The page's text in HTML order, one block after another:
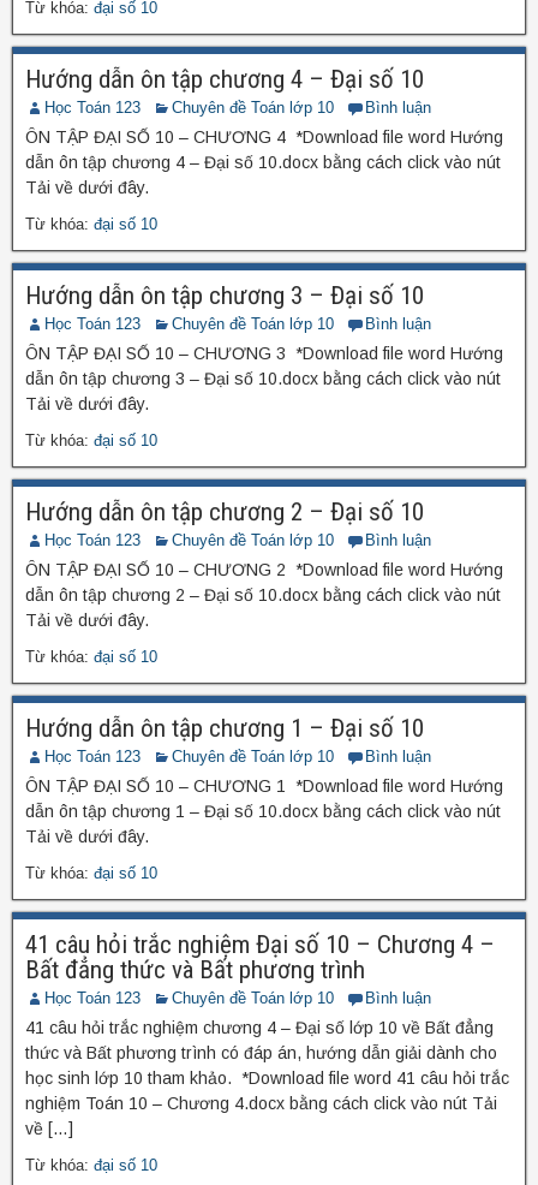
Từ khóa: đại số 10
Hướng dẫn ôn tập chương 4 – Đại số 10
Học Toán 123 Chuyên đề Toán lớp 10 Bình luận
ÔN TẬP ĐẠI SỐ 10 – CHƯƠNG 4 *Download file word Hướng
dẫn ôn tập chương 4 – Đại số 10.docx bằng cách click vào nút
Tải về dưới đây.
Từ khóa: đại số 10
Hướng dẫn ôn tập chương 3 – Đại số 10
Học Toán 123 Chuyên đề Toán lớp 10 Bình luận
ÔN TẬP ĐẠI SỐ 10 – CHƯƠNG 3 *Download file word Hướng
dẫn ôn tập chương 3 – Đại số 10.docx bằng cách click vào nút
Tải về dưới đây.
Từ khóa: đại số 10
Hướng dẫn ôn tập chương 2 – Đại số 10
Học Toán 123 Chuyên đề Toán lớp 10 Bình luận
ÔN TẬP ĐẠI SỐ 10 – CHƯƠNG 2 *Download file word Hướng
dẫn ôn tập chương 2 – Đại số 10.docx bằng cách click vào nút
Tải về dưới đây.
Từ khóa: đại số 10
Hướng dẫn ôn tập chương 1 – Đại số 10
Học Toán 123 Chuyên đề Toán lớp 10 Bình luận
ÔN TẬP ĐẠI SỐ 10 – CHƯƠNG 1 *Download file word Hướng
dẫn ôn tập chương 1 – Đại số 10.docx bằng cách click vào nút
Tải về dưới đây.
Từ khóa: đại số 10
41 câu hỏi trắc nghiệm Đại số 10 – Chương 4 –
Bất đẳng thức và Bất phương trình
Học Toán 123 Chuyên đề Toán lớp 10 Bình luận
41 câu hỏi trắc nghiệm chương 4 – Đại số lớp 10 về Bất đẳng
thức và Bất phương trình có đáp án, hướng dẫn giải dành cho
học sinh lớp 10 tham khảo. *Download file word 41 câu hỏi trắc
nghiệm Toán 10 – Chương 4.docx bằng cách click vào nút Tải
về […]
Từ khóa: đại số 10